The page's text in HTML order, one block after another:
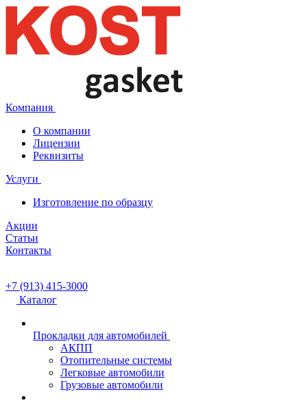
Компания
О компании
Лицензии
Реквизиты
Услуги
Изготовление по образцу
Акции
Статьи
Контакты
+7 (913) 415-3000
Каталог
Прокладки для автомобилей
АКПП
Отопительные системы
Легковые автомобили
Грузовые автомобили